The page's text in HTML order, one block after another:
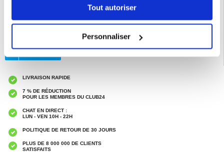
Tout autoriser
Personnaliser
Samsung,Verre Trempé Samsung Galaxy S25 Ultra
LIVRAISON RAPIDE
7 % DE RÉDUCTION
POUR LES MEMBRES DU CLUB24
CHAT EN DIRECT :
LUN - VEN 10H - 22H
POLITIQUE DE RETOUR DE 30 JOURS
PLUS DE 8 000 000 DE CLIENTS
SATISFAITS